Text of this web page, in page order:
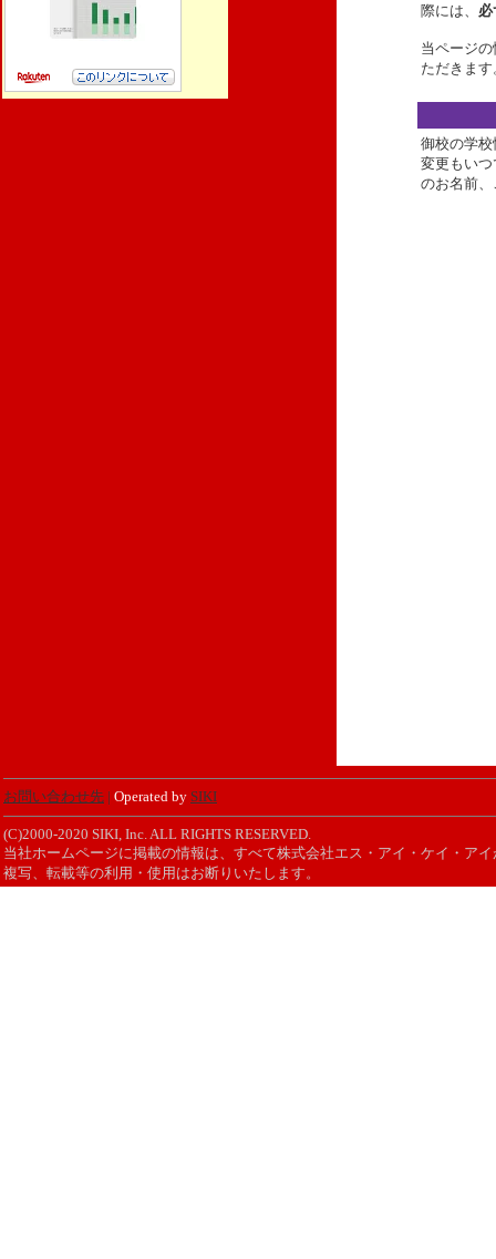
際には、
当ページ
ただきま
御校の学
変更もい
のお名前
お問い合わせ先 Operated by SIKI
(C)2000-2020 SIKI, Inc. ALL RIGHTS RESERVED.
当社ホームページに掲載の情報は、すべて株式会社エス・アイ・ケイ・ア
複写、転載等の利用・使用はお断りいたします。